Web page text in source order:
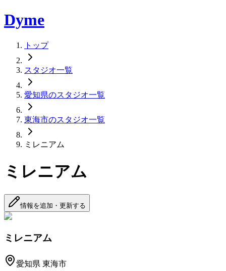
Dyme
トップ
スタジオ一覧
愛知県のスタジオ一覧
東海市のスタジオ一覧
ミレニアム
ミレニアム
情報を追加・更新する
ミレニアム
愛知県 東海市